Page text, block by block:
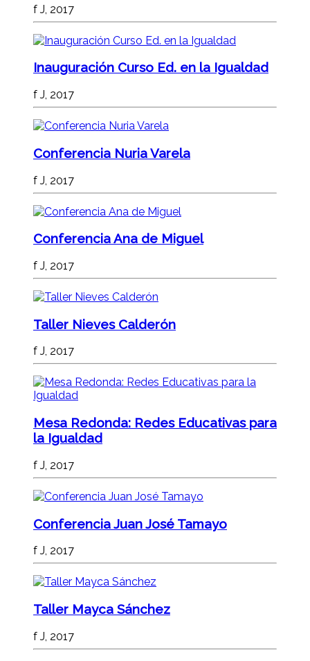
f J, 2017
Inauguración Curso Ed. en la Igualdad
f J, 2017
Conferencia Nuria Varela
f J, 2017
Conferencia Ana de Miguel
f J, 2017
Taller Nieves Calderón
f J, 2017
Mesa Redonda: Redes Educativas para
la Igualdad
f J, 2017
Conferencia Juan José Tamayo
f J, 2017
Taller Mayca Sánchez
f J, 2017